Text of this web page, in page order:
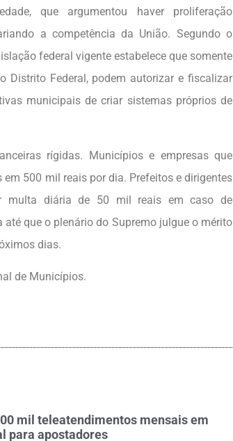
que argumentou haver proliferação
a competência da União. Segundo o
federal vigente estabelece que somente
Federal, podem autorizar e fiscalizar
municipais de criar sistemas próprios de
rígidas. Municípios e empresas que
500 mil reais por dia. Prefeitos e dirigentes
multa diária de 50 mil reais em caso de
que o plenário do Supremo julgue o mérito
dias.
de Municípios.
mil teleatendimentos mensais em
para apostadores